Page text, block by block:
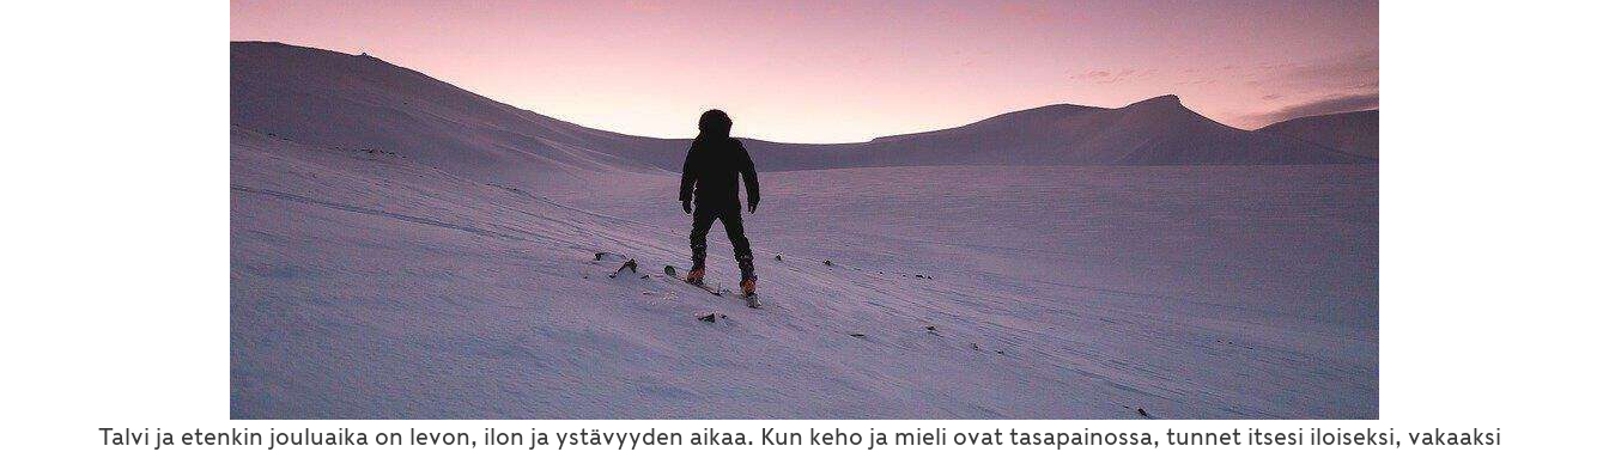
Talvi ja etenkin jouluaika on levon, ilon ja ystävyyden aikaa. Kun keho ja mieli ovat tasapainossa, tunnet itsesi iloiseksi, vakaaksi